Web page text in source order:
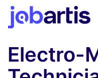
Electro-